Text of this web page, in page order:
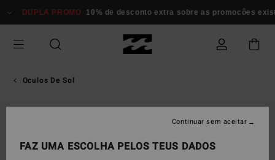
para
informação
DUPLA PROMO 10% de desconto extra sobre as promocôes
Oculos De Sol
FAZ UMA ESCOLHA PELOS TEUS DADOS
Continuar sem aceitar